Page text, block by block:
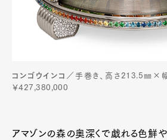
コンゴウインコ ／手巻き、高さ213.5㎜×
￥427,380,000
アマゾンの森の奥深くで戯れる色鮮